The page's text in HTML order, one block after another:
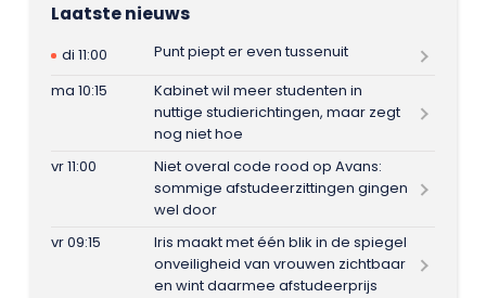
Laatste nieuws
di 11:00
Punt piept er even tussenuit
ma 10:15
Kabinet wil meer studenten in
nuttige studierichtingen, maar zegt
nog niet hoe
vr 11:00
Niet overal code rood op Avans:
sommige afstudeerzittingen gingen
wel door
vr 09:15
Iris maakt met één blik in de spiegel
onveiligheid van vrouwen zichtbaar
en wint daarmee afstudeerprijs